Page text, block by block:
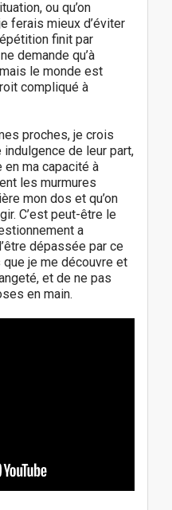
ou qu’on
ferais mieux d’éviter
finit par
demande qu’à
le monde est
compliqué à
proches, je crois
indulgence de leur part,
ma capacité à
les murmures
mon dos et qu’on
C’est peut-être le
a
dépassée par ce
que je me découvre et
et de ne pas
en main.